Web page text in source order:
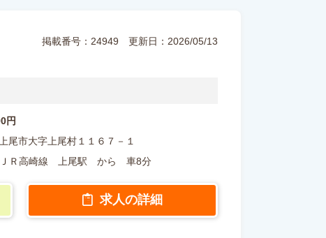
掲載番号：24949 更新日：2026/05/13
円
尾市大字上尾村１１６７－１
ＪＲ高崎線 上尾駅 から 車8分
求人の詳細